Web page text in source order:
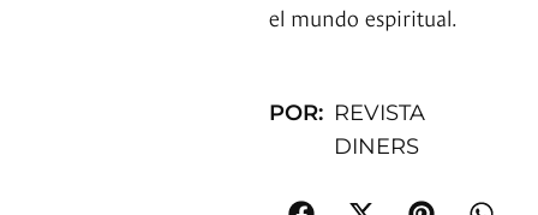
el mundo espiritual.
POR: REVISTA
DINERS